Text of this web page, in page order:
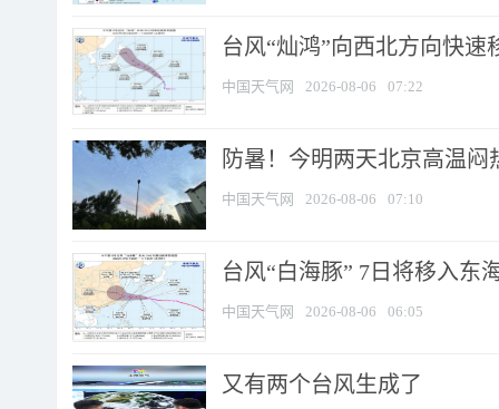
台风“灿鸿”向西北方向快
中国天气网 2026-08-06 07:22
防暑！今明两天北京高温
中国天气网 2026-08-06 07:10
台风“白海豚” 7日将移入东
中国天气网 2026-08-06 06:05
又有两个台风生成了